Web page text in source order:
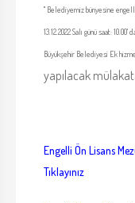
" Belediyemiz bünyesine
13.12.2022 Salı günü saat:
Büyükşehir Belediyesi Ek
yapılacak
Engelli Ön Lisans
Tıklayınız